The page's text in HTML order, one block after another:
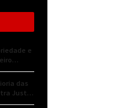
e
das
Justin